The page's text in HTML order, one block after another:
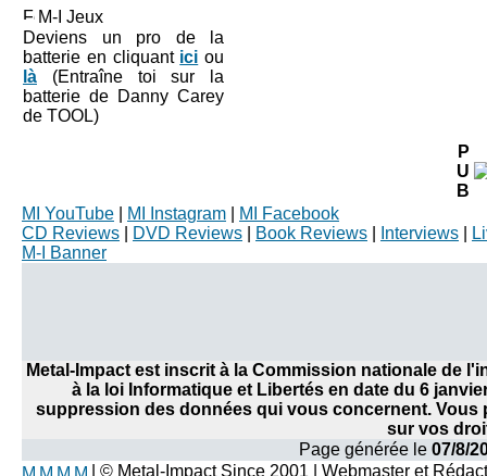
M-I Jeux
Deviens un pro de la
batterie en cliquant ici ou
là (Entraîne toi sur la
batterie de Danny Carey
de TOOL)
P
U
B
MI YouTube
MI Instagram
MI Facebook
CD Reviews
DVD Reviews Book Reviews Interviews
M-I Banner
Metal-Impact est inscrit à la Commission nationale de
à la loi Informatique et Libertés en date du 6
suppression des données qui vous concernent.
sur vos
Page générée le 07/8/
| © Metal-Impact Since 2001 | Webmaster et